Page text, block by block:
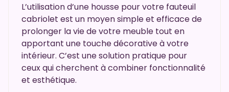
L’utilisation d’une housse pour votre fauteuil
cabriolet est un moyen simple et efficace de
prolonger la vie de votre meuble tout en
apportant une touche décorative à votre
intérieur. C’est une solution pratique pour
ceux qui cherchent à combiner fonctionnalité
et esthétique.